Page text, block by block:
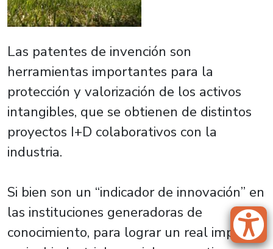
Las patentes de invención son
herramientas importantes para la
protección y valorización de los activos
intangibles, que se obtienen de distintos
proyectos I+D colaborativos con la
industria.
Si bien son un “indicador de innovación” en
las instituciones generadoras de
conocimiento, para lograr un real impacto